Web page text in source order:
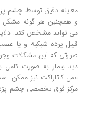
و همچنين هر گونه مشكل
می تواند مشخص کند.
قبیل پرده شبكيه و يا
ديد بیمار به صورت كامل
عمل کاتاراکت نيز ممكن
مرکز فوق تخصصی چشم